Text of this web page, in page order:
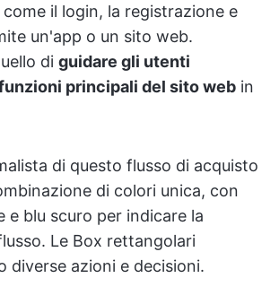
il login, la registrazione e
un'app o un sito web.
di guidare gli utenti
principali del sito web in
di questo flusso di acquisto
di colori unica, con
e blu scuro per indicare la
Le Box rettangolari
diverse azioni e decisioni.